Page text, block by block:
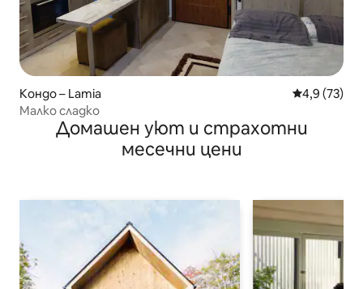
Кондо – Lamia Средна
4,9 (73)
Малко сладко
Домашен уют и страхотни
месечни цени